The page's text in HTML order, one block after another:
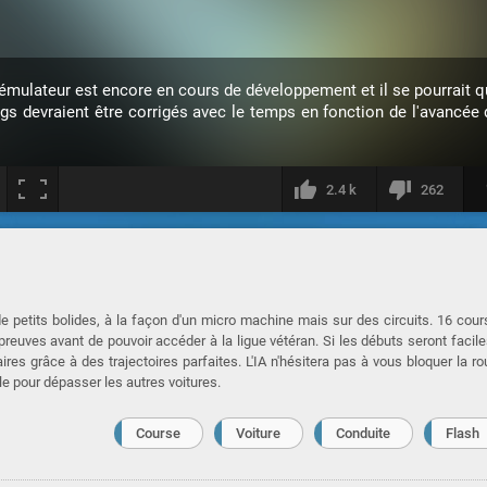
est encore en cours de développement et il se pourrait
devraient être corrigés avec le temps en fonction de l'avancée
2.4 k 262
petits bolides, à la façon d'un micro machine mais sur des circuits. 16
avant de pouvoir accéder à la ligue vétéran. Si les débuts seront
grâce à des trajectoires parfaites. L'IA n'hésitera pas à vous bloquer la
pour dépasser les autres voitures.
Course Voiture Conduite Flash